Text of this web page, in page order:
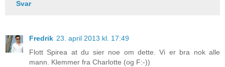
Svar
Fredrik 23. april 2013 kl. 17:49
Flott Spirea at du sier noe om dette. Vi er bra nok alle
mann. Klemmer fra Charlotte (og F:-))